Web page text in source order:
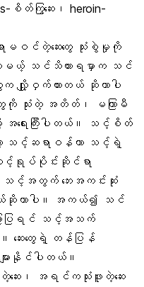
စိတ်ကြွဆေး၊ heroin-
မဝင်တဲ့ဆေးတွေ သုံးစွဲမှုကို
ေမယ့် သင်သိထားရမှာက သင်
ေက လျှို့ဝှက်ထားတယ် ဆိုတာပါ
ကို သုံးတဲ့ အတိတ်၊ မကြာမီ
ရေးကြီးပါတယ်။ သင့်စိတ်
ာ့ သင့်ဆရာဝန်ဟာ သင့်ရဲ့
င့်ရုပ်ပိုင်းဆိုင်ရာ
သင့်အတွက် ဘေးအကင်းဆုံး
တယ်ဆိုတာပါ။ အကယ်၍ သင်
ောပြရင် သင့်အသက်
ေးတွေရဲ့ တန်ပြန်
းနိုင်ပါတယ်။
ေး၊ အရင်ကသုံးဖူးတဲ့ဆေး